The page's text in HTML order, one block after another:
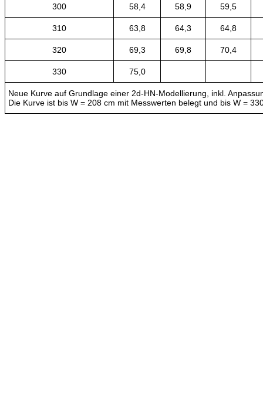
300 58,4 58,9 59,5
310 63,8 64,3 64,8
320 69,3 69,8 70,4
330 75,0
Neue Kurve auf Grundlage einer 2d-HN-Modellierung, inkl.
Die Kurve ist bis W = 208 cm mit Messwerten belegt und bis W =